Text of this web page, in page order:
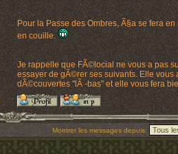
Pour la Passe des Ombres, Ã§a se fera
en couille.
Je rappelle que FÃ©locial ne vous a pas
essayer de gÃ©rer ses suivants. Elle vous
dÃ©couvertes "lÃ -bas" et elle vous fera
Montrer les messages depuis: